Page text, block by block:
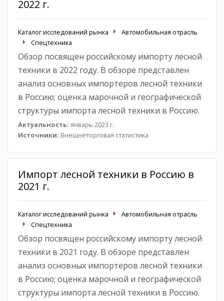
2022 г.
Каталог исследований рынка
Автомобильная отрасль
Спецтехника
Обзор посвящен российскому импорту лесной
техники в 2022 году. В обзоре представлен
анализ основных импортеров лесной техники
в Россию; оценка марочной и географической
структуры импорта лесной техники в Россию.
Актуальность: январь 2023 г.
Источники: Внешнеторговая статистика
Импорт лесной техники в Россию в
2021 г.
Каталог исследований рынка
Автомобильная отрасль
Спецтехника
Обзор посвящен российскому импорту лесной
техники в 2021 году. В обзоре представлен
анализ основных импортеров лесной техники
в Россию; оценка марочной и географической
структуры импорта лесной техники в Россию.